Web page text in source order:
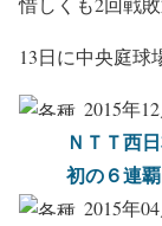
13日に中央庭球
2015年
ＮＴＴ西
初の６連覇
2015年